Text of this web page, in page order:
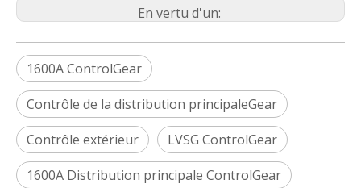
En vertu d'un:
1600A ControlGear
Contrôle de la distribution principaleGear
Contrôle extérieur
LVSG ControlGear
1600A Distribution principale ControlGear